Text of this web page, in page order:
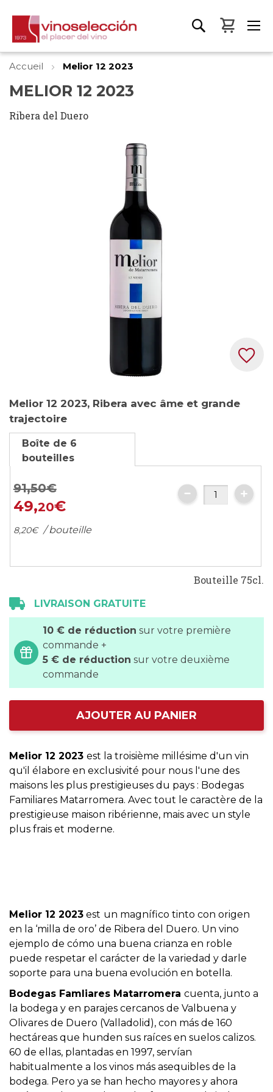
Mon
Accueil Melior 12 2023
MELIOR 12 2023
Ribera del Duero
to
the
beginning
the
images
gallery
Melior 12 2023, Ribera avec âme et grande
trajectoire
Boîte de 6
bouteilles
91,50€
49,20€
8,20€ / bouteille
Bouteille 75cl.
LIVRAISON GRATUITE
10 € de réduction sur votre première
commande +
5 € de réduction sur votre deuxième
commande
AJOUTER AU PANIER
Melior 12 2023 est la troisième millésime d'un vin
qu'il élabore en exclusivité pour nous l'une des
maisons les plus prestigieuses du pays : Bodegas
Familiares Matarromera. Avec tout le caractère de la
prestigieuse maison ribérienne, mais avec un style
plus frais et moderne.
Melior 12 2023 est un magnífico tinto con origen
en la ‘milla de oro’ de Ribera del Duero. Un vino
ejemplo de cómo una buena crianza en roble
puede respetar el carácter de la variedad y darle
soporte para una buena evolución en botella.
Bodegas Famliares Matarromera cuenta, junto a
la bodega y en parajes cercanos de Valbuena y
Olivares de Duero (Valladolid), con más de 160
hectáreas que hunden sus raíces en suelos calizos.
60 de ellas, plantadas en 1997, servían
habitualmente a los vinos más asequibles de la
bodega. Pero ya se han hecho mayores y ahora